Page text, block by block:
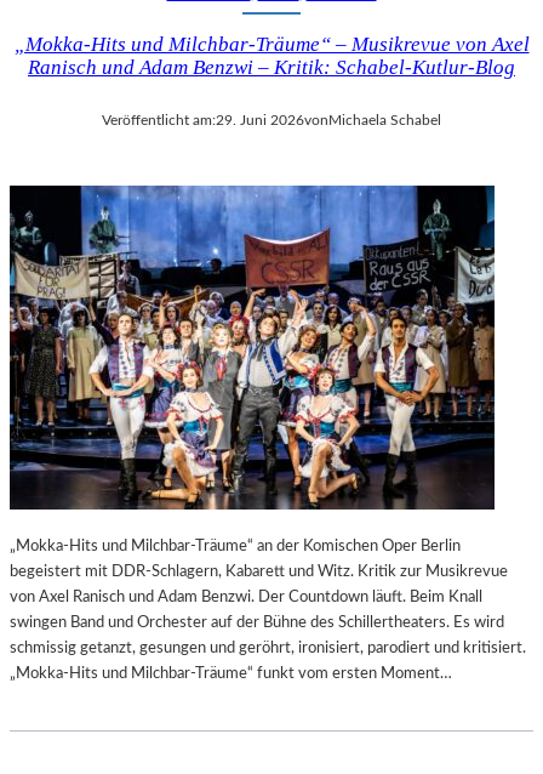
„Mokka-Hits und Milchbar-Träume“ – Musikrevue von Axel
Ranisch und Adam Benzwi – Kritik: Schabel-Kutlur-Blog
Veröffentlicht am:29. Juni 2026vonMichaela Schabel
„Mokka-Hits und Milchbar-Träume“ an der Komischen Oper Berlin
begeistert mit DDR-Schlagern, Kabarett und Witz. Kritik zur Musikrevue
von Axel Ranisch und Adam Benzwi. Der Countdown läuft. Beim Knall
swingen Band und Orchester auf der Bühne des Schillertheaters. Es wird
schmissig getanzt, gesungen und geröhrt, ironisiert, parodiert und kritisiert.
„Mokka-Hits und Milchbar-Träume“ funkt vom ersten Moment…